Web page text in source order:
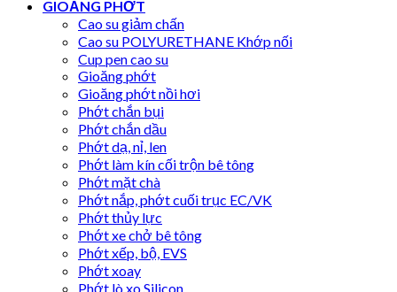
GIOĂNG PHỚT
Cao su giảm chấn
Cao su POLYURETHANE Khớp nối
Cup pen cao su
Gioăng phớt
Gioăng phớt nồi hơi
Phớt chắn bụi
Phớt chắn dầu
Phớt dạ, nỉ, len
Phớt làm kín cối trộn bê tông
Phớt mặt chà
Phớt nắp, phớt cuối trục EC/VK
Phớt thủy lực
Phớt xe chở bê tông
Phớt xếp, bộ, EVS
Phớt xoay
Phớt lò xo Silicon